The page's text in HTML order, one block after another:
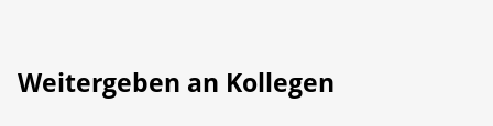
Weitergeben an Kollegen